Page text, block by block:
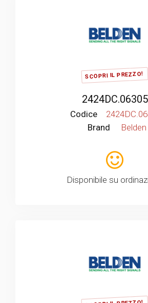
SCOPRI IL PREZZO!
2424DC.06305
Codice
Brand
Belden
Disponibile su